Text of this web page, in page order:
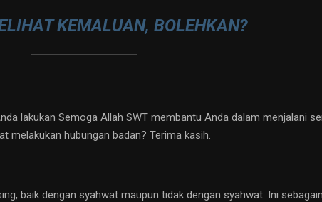
KEMALUAN, BOLEHKAN?
lakukan Semoga Allah SWT membantu Anda dalam menjalani
hubungan badan? Terima kasih.
baik dengan syahwat maupun tidak dengan syahwat. Ini